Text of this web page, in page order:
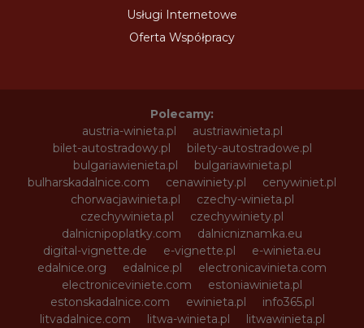
Usługi Internetowe
Oferta Współpracy
Polecamy:
austria-winieta.pl
austriawinieta.pl
bilet-autostradowy.pl
bilety-autostradowe.pl
bulgariawienieta.pl
bulgariawinieta.pl
bulharskadalnice.com
cenawiniety.pl
cenywiniet.pl
chorwacjawinieta.pl
czechy-winieta.pl
czechywinieta.pl
czechywiniety.pl
dalnicnipoplatky.com
dalnicniznamka.eu
digital-vignette.de
e-vignette.pl
e-winieta.eu
edalnice.org
edalnice.pl
electronicavinieta.com
electroniceviniete.com
estoniawinieta.pl
estonskadalnice.com
ewinieta.pl
info365.pl
litvadalnice.com
litwa-winieta.pl
litwawinieta.pl